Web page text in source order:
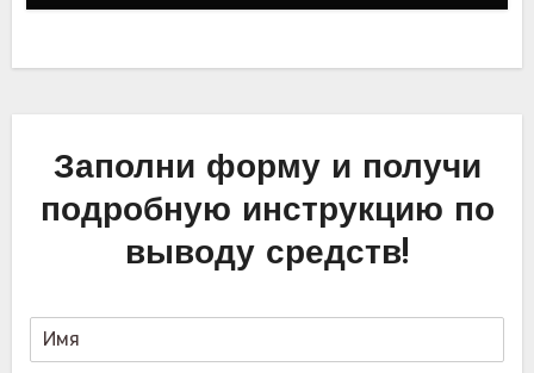
Заполни форму и получи
подробную инструкцию по
выводу средств!